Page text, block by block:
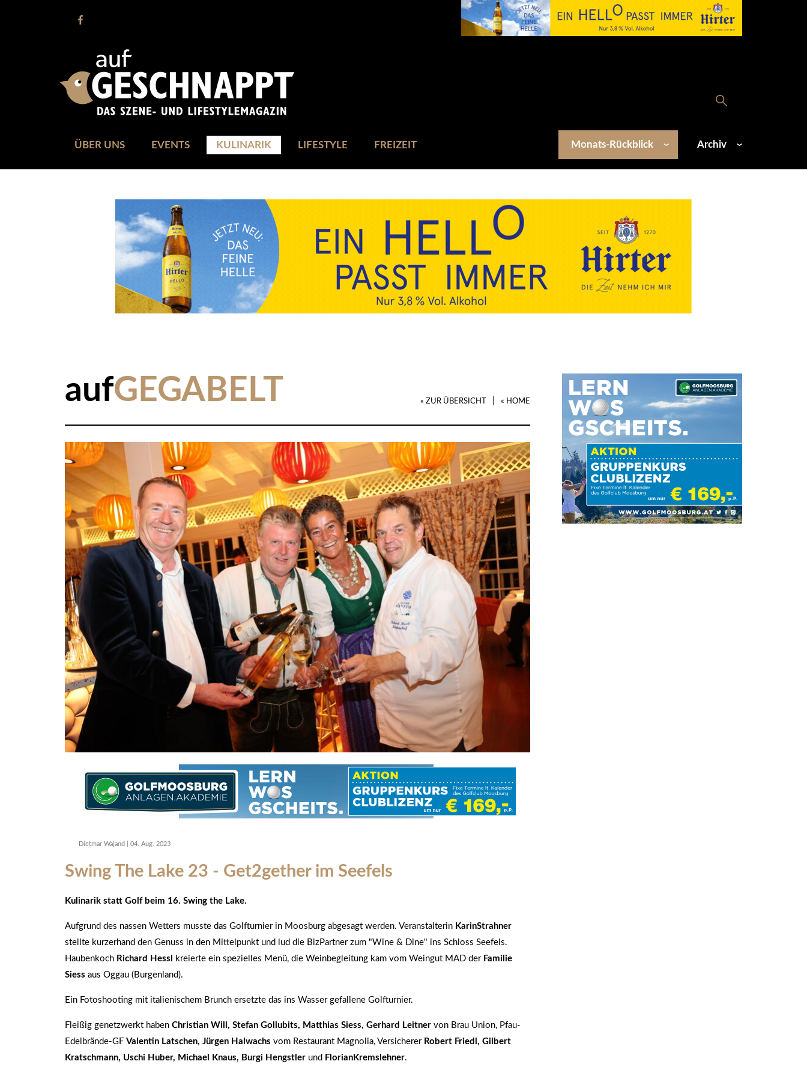
ÜBER UNS EVENTS KULINARIK LIFESTYLE FREIZEIT Monats-Rückblick Archiv
aufGEGABELT « ZUR ÜBERSICHT « HOME
Dietmar Wajand 04. Aug. 2023
Swing The Lake 23 - Get2gether im Seefels
Kulinarik statt Golf beim 16. Swing the Lake.
Aufgrund des nassen Wetters musste das Golfturnier in Moosburg abgesagt werden. Veranstalterin KarinStrahner
stellte kurzerhand den Genuss in den Mittelpunkt und lud die BizPartner zum "Wine & Dine" ins Schloss Seefels.
Haubenkoch Richard Hessl kreierte ein spezielles Menü, die Weinbegleitung kam vom Weingut MAD der Familie
Siess aus Oggau (Burgenland).
Ein Fotoshooting mit italienischem Brunch ersetzte das ins Wasser gefallene Golfturnier.
Fleißig genetzwerkt haben Christian Will, Stefan Gollubits, Matthias Siess, Gerhard Leitner von Brau Union, Pfau-
Edelbrände-GF Valentin Latschen, Jürgen Halwachs vom Restaurant Magnolia, Versicherer Robert Friedl, Gilbert
Kratschmann, Uschi Huber, Michael Knaus, Burgi Hengstler und Florian Kremslehner.